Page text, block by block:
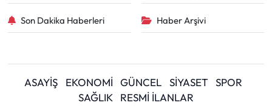
Son Dakika Haberleri Haber Arşivi
ASAYİŞ EKONOMİ GÜNCEL SİYASET
SPOR
SAĞLIK
RESMİ İLANLAR